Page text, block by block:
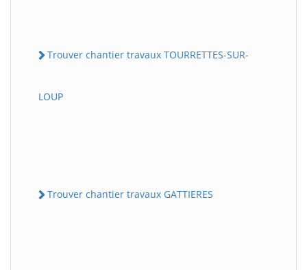
Trouver chantier travaux TOURRETTES-SUR-
LOUP
Trouver chantier travaux GATTIERES